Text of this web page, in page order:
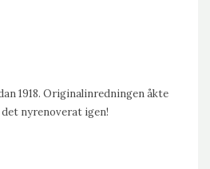
1918. Originalinredningen åkte
nyrenoverat igen!